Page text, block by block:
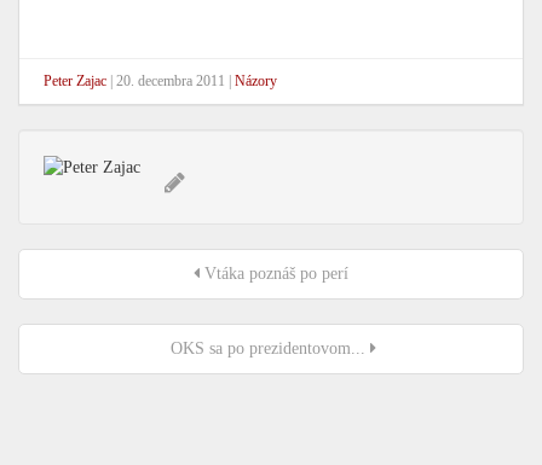
Peter Zajac 20. decembra 2011 Názory
Vtáka poznáš po perí
OKS sa po prezidentovom...